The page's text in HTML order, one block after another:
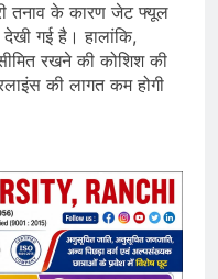
तनाव के कारण जेट फ्यूल
गई है। हालांकि,
रखने की कोशिश की
की लागत कम होगी